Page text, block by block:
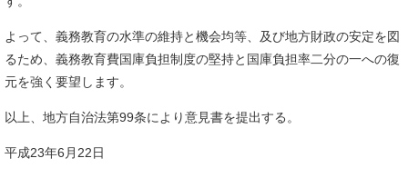
よって、義務教育の水準の維持と機会均等、及び地方財政の安定を図
るため、義務教育費国庫負担制度の堅持と国庫負担率二分の一への復
元を強く要望します。
以上、地方自治法第99条により意見書を提出する。
平成23年6月22日